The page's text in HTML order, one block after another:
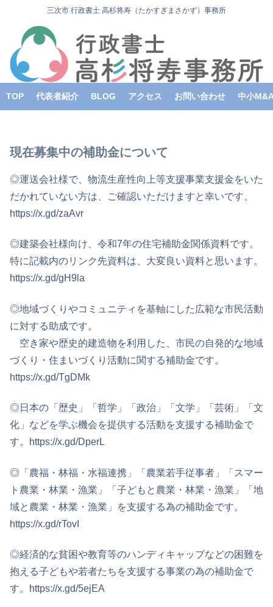
三次市 行政書士 高杉将寿（たかすぎまさかず）事務所
TOP 代表者紹介 BLOG アクセス お問い合わせ 中小
現在募集中の補助金について
◎運送会社様で、物流生産性向上等支援事業支援金をいた
だかれていない方は、ご確認いただけますと幸いです。
https://x.gd/zaAvr
◎建築会社様向け、令和7年の住宅補助金関係資料です。
特に記載内のリンク先資料は、大変良い資料と思います。
https://x.gd/gH9la
◎地域づくりやコミュニティを基軸にした広範な市民活動
に対する助成です。
空き家や歴史的建造物を利用した、市民の自発的な地域
づくり・住まいづくり活動に関する補助金です。
https://x.gd/TgDMk
◎日本の「歴史」「哲学」「政治」「文学」「芸術」「文
化」などを学ぶ機会を提供する活動を支援する補助金で
す。https://x.gd/DperL
◎「農福・林福・水福連携」「農業若手従事者」「スマー
ト農業・林業・漁業」「子どもと農業・林業・漁業」「地
域と農業・林業・漁業」を支援する為の補助金です。
https://x.gd/rTovI
◎経済的な貧困や教育等のハンディキャップなどの困難を
抱える子どもや若者たちを支援する事業の為の補助金で
す。https://x.gd/5ejEA